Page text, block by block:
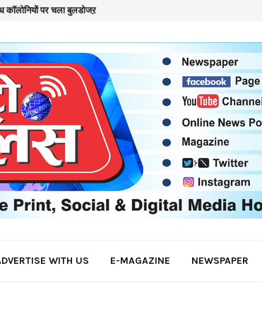
पर चला बुलडोजऱ
WITH US E-MAGAZINE NEWSPAPER